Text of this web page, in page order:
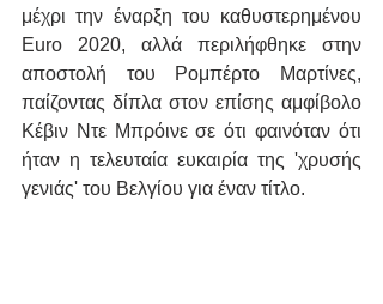
μέχρι την έναρξη του καθυστερημένου
Euro 2020, αλλά περιλήφθηκε στην
αποστολή του Ρομπέρτο Μαρτίνες,
παίζοντας δίπλα στον επίσης αμφίβολο
Κέβιν Ντε Μπρόινε σε ότι φαινόταν ότι
ήταν η τελευταία ευκαιρία της 'χρυσής
γενιάς' του Βελγίου για έναν τίτλο.